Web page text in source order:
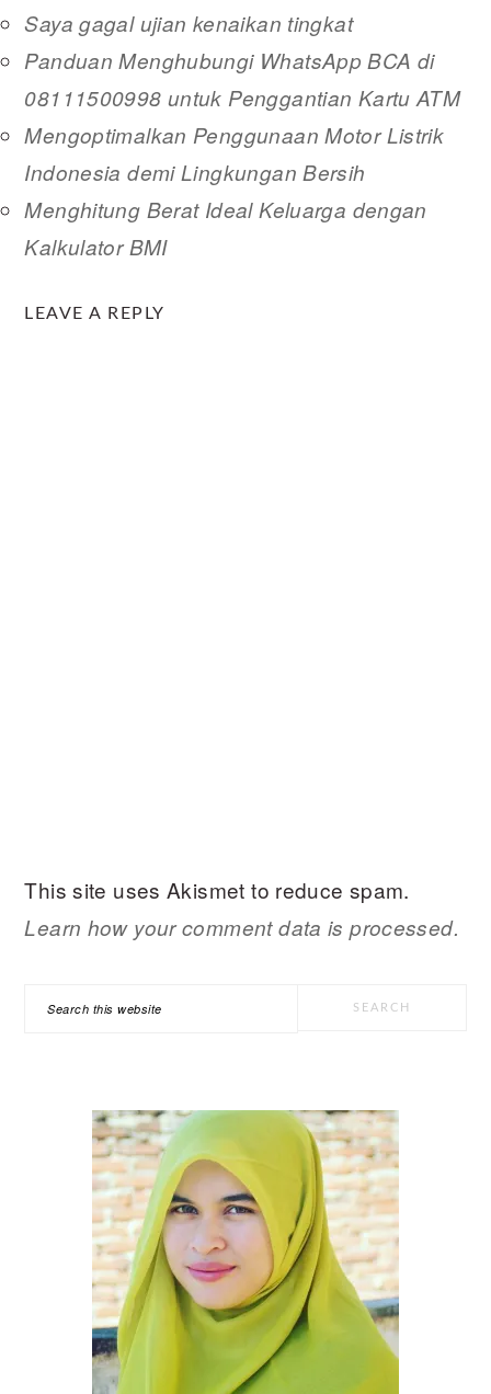
Saya gagal ujian kenaikan tingkat
Panduan Menghubungi WhatsApp BCA di
08111500998 untuk Penggantian Kartu ATM
Mengoptimalkan Penggunaan Motor Listrik
Indonesia demi Lingkungan Bersih
Menghitung Berat Ideal Keluarga dengan
Kalkulator BMI
LEAVE A REPLY
This site uses Akismet to reduce spam.
Learn how your comment data is processed.
Search